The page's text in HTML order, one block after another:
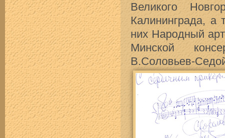
Великого
Калининграда, а
них Народный
Минской
В.Соловьев-